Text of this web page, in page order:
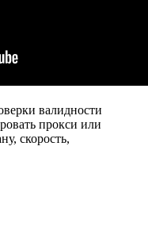
валидности
прокси или
скорость,